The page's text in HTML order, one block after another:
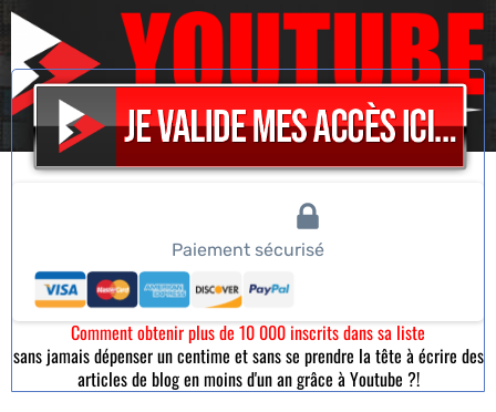
10 000 inscrits dans votre liste d'ici 1 an...
Paiement sécurisé
Comment obtenir plus de 10 000 inscrits dans sa liste
sans jamais dépenser un centime et sans se prendre la tête à écrire des
articles de blog en moins d'un an grâce à Youtube ?!